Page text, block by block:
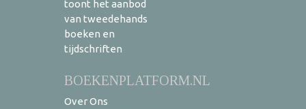
toont het aanbod
van tweedehands
boeken en
tijdschriften
BOEKENPLATFORM.NL
Over Ons